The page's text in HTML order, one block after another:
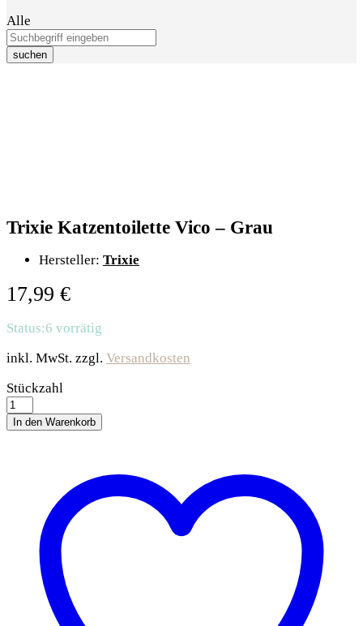
Alle
suchen
Trixie Katzentoilette Vico – Grau
Hersteller: Trixie
17,99 €
Status:6 vorrätig
inkl. MwSt. zzgl. Versandkosten
Trixie
Katzentoilette
Vico
-
Stückzahl
In den Warenkorb